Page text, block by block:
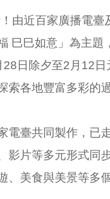
由近百家廣播電臺
巳巳如意」為主題
日除夕至2月12
索各地豐富多彩的
電臺共同製作，已
影片等多元形式同
、美食與美景等多